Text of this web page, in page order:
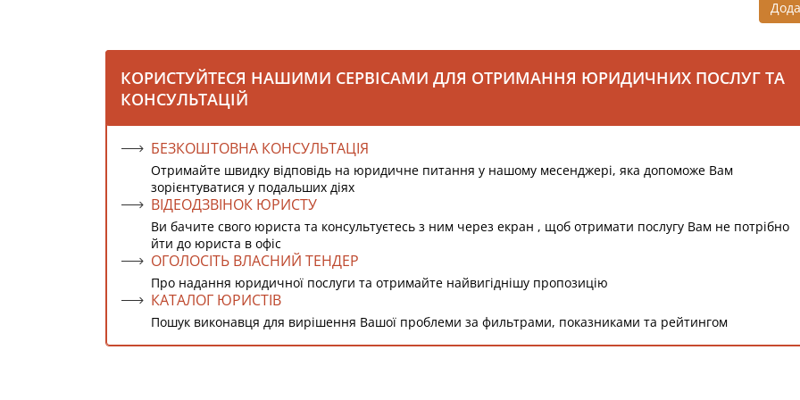
КОРИСТУЙТЕСЯ НАШИМИ СЕРВІСАМИ ДЛЯ ОТРИМАННЯ ЮРИДИЧНИХ ПОСЛУГ ТА
КОНСУЛЬТАЦІЙ
БЕЗКОШТОВНА КОНСУЛЬТАЦІЯ
Отримайте швидку відповідь на юридичне питання у нашому месенджері, яка допоможе Вам
зорієнтуватися у подальших діях
ВІДЕОДЗВІНОК ЮРИСТУ
Ви бачите свого юриста та консультуєтесь з ним через екран , щоб отримати послугу Вам не потрібно
йти до юриста в офіс
ОГОЛОСІТЬ ВЛАСНИЙ ТЕНДЕР
Про надання юридичної послуги та отримайте найвигіднішу пропозицію
КАТАЛОГ ЮРИСТІВ
Пошук виконавця для вирішення Вашої проблеми за фильтрами, показниками та рейтингом